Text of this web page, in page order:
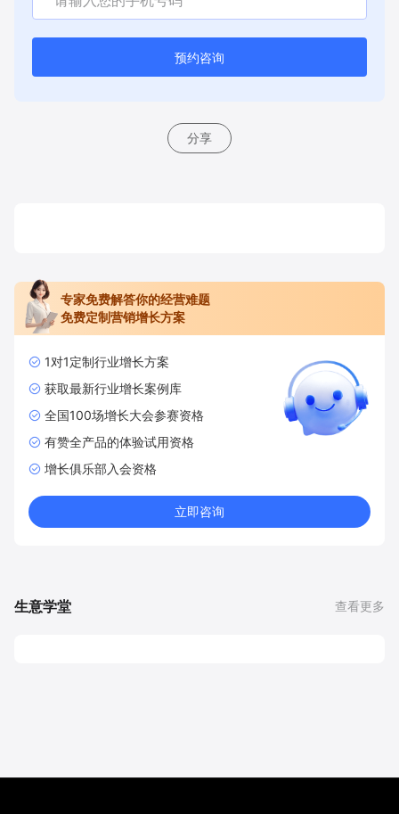
预约咨询
分享
专家免费解答你的经营难题
免费定制营销增长方案
1对1定制行业增长方案
获取最新行业增长案例库
全国100场增长大会参赛资格
有赞全产品的体验试用资格
增长俱乐部入会资格
立即咨询
生意学堂 查看更多